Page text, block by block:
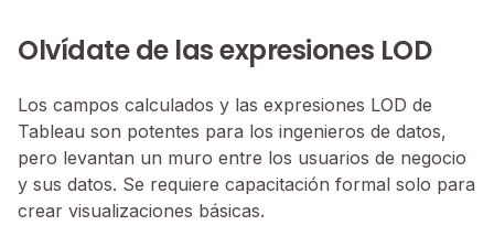
Olvídate de las expresiones LOD
Los campos calculados y las expresiones LOD de
Tableau son potentes para los ingenieros de datos,
pero levantan un muro entre los usuarios de negocio
y sus datos. Se requiere capacitación formal solo para
crear visualizaciones básicas.